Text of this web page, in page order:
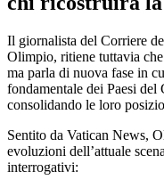
Il giornalista del Corriere
Olimpio, ritiene tuttavia
ma parla di nuova fase in
fondamentale dei Paesi del
consolidando le loro
Sentito da Vatican News,
evoluzioni dell’attuale
interrogativi: